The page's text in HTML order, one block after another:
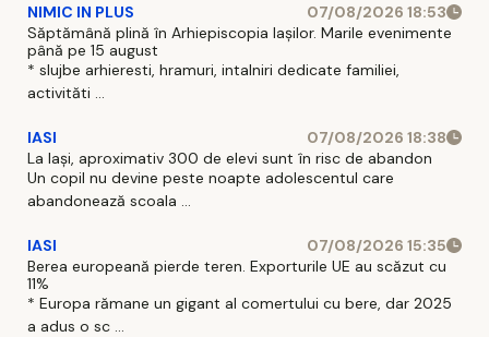
NIMIC IN PLUS
07/08/2026 18:53
Săptămână plină în Arhiepiscopia Iașilor. Marile evenimente
până pe 15 august
* slujbe arhieresti, hramuri, intalniri dedicate familiei,
activităti ...
IASI
07/08/2026 18:38
La Iași, aproximativ 300 de elevi sunt în risc de abandon
Un copil nu devine peste noapte adolescentul care
abandonează scoala ...
IASI
07/08/2026 15:35
Berea europeană pierde teren. Exporturile UE au scăzut cu
11%
* Europa rămane un gigant al comertului cu bere, dar 2025
a adus o sc ...